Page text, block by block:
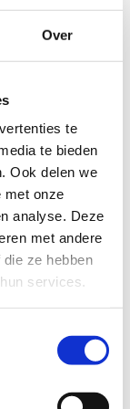
Over
te
te bieden
Ook delen we
met onze
analyse. Deze
met andere
ze hebben
services.
en
richt
markt,
producten en
en
actief en voldoet
Reinbold.